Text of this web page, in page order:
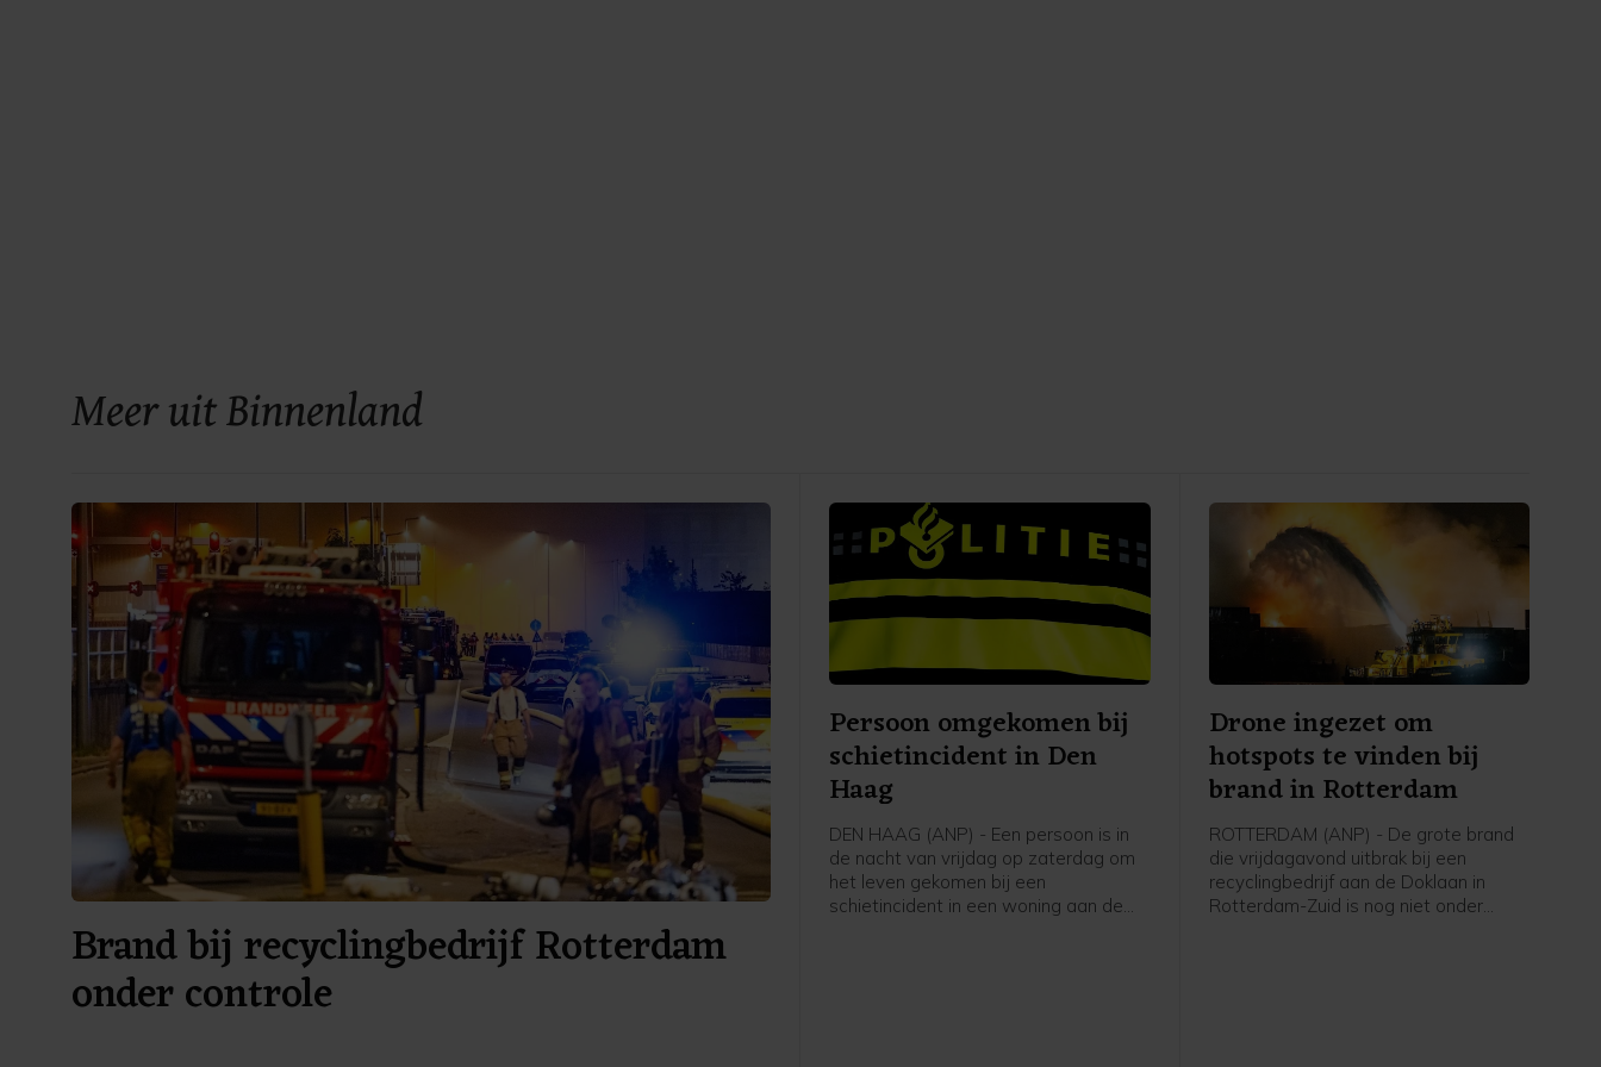
Meer uit Binnenland
Brand bij recyclingbedrijf Rotterdam
onder controle
Persoon omgekomen bij
schietincident in Den
Haag
DEN HAAG (ANP) - Een persoon is in
de nacht van vrijdag op zaterdag om
het leven gekomen bij een
schietincident in een woning aan de
Drone ingezet om
hotspots te vinden bij
brand in Rotterdam
ROTTERDAM (ANP) - De grote brand
die vrijdagavond uitbrak bij een
recyclingbedrijf aan de Doklaan in
Rotterdam-Zuid is nog niet onder